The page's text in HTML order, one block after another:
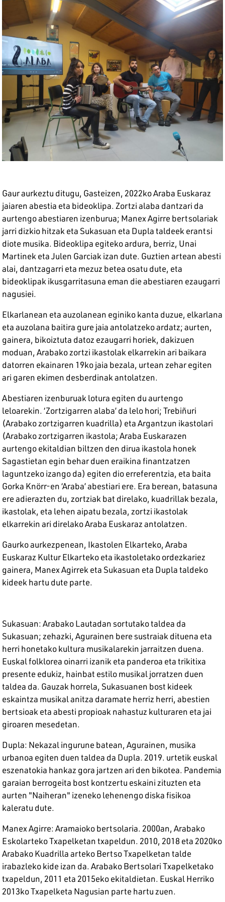
Gaur aurkeztu ditugu, Gasteizen, 2022ko Araba Euskaraz
jaiaren abestia eta bideoklipa. Zortzi alaba dantzari da
aurtengo abestiaren izenburua; Manex Agirre bertsolariak
jarri dizkio hitzak eta Sukasuan eta Dupla taldeek erantsi
diote musika. Bideoklipa egiteko ardura, berriz, Unai
Martinek eta Julen Garciak izan dute. Guztien artean abesti
alai, dantzagarri eta mezuz betea osatu dute, eta
bideoklipak ikusgarritasuna eman die abestiaren ezaugarri
nagusiei.
Elkarlanean eta auzolanean eginiko kanta duzue, elkarlana
eta auzolana baitira gure jaia antolatzeko ardatz; aurten,
gainera, bikoiztuta datoz ezaugarri horiek, dakizuen
moduan, Arabako zortzi ikastolak elkarrekin ari baikara
datorren ekainaren 19ko jaia bezala, urtean zehar egiten
ari garen ekimen desberdinak antolatzen.
Abestiaren izenburuak lotura egiten du aurtengo
leloarekin. ‘Zortzigarren alaba’ da lelo hori; Trebiñuri
(Arabako zortzigarren kuadrilla) eta Argantzun ikastolari
(Arabako zortzigarren ikastola; Araba Euskarazen
aurtengo ekitaldian biltzen den dirua ikastola honek
Sagastietan egin behar duen eraikina finantzatzen
laguntzeko izango da) egiten dio erreferentzia, eta baita
Gorka Knörr-en ‘Araba’ abestiari ere. Era berean, batasuna
ere adierazten du, zortziak bat direlako, kuadrillak bezala,
ikastolak, eta lehen aipatu bezala, zortzi ikastolak
elkarrekin ari direlako Araba Euskaraz antolatzen.
Gaurko aurkezpenean, Ikastolen Elkarteko, Araba
Euskaraz Kultur Elkarteko eta ikastoletako ordezkariez
gainera, Manex Agirrek eta Sukasuan eta Dupla taldeko
kideek hartu dute parte.
Sukasuan: Arabako Lautadan sortutako taldea da
Sukasuan; zehazki, Agurainen bere sustraiak dituena eta
herri honetako kultura musikalarekin jarraitzen duena.
Euskal folklorea oinarri izanik eta panderoa eta trikitixa
presente edukiz, hainbat estilo musikal jorratzen duen
taldea da. Gauzak horrela, Sukasuanen bost kideek
eskaintza musikal anitza daramate herriz herri, abestien
bertsioak eta abesti propioak nahastuz kulturaren eta jai
giroaren mesedetan.
Dupla: Nekazal ingurune batean, Agurainen, musika
urbanoa egiten duen taldea da Dupla. 2019. urtetik euskal
eszenatokia hankaz gora jartzen ari den bikotea. Pandemia
garaian berrogeita bost kontzertu eskaini zituzten eta
aurten "Naiheran" izeneko lehenengo diska fisikoa
kaleratu dute.
Manex Agirre: Aramaioko bertsolaria. 2000an, Arabako
Eskolarteko Txapelketan txapeldun. 2010, 2018 eta 2020ko
Arabako Kuadrilla arteko Bertso Txapelketan talde
irabazleko kide izan da. Arabako Bertsolari Txapelketako
txapeldun, 2011 eta 2015eko ekitaldietan. Euskal Herriko
2013ko Txapelketa Nagusian parte hartu zuen.